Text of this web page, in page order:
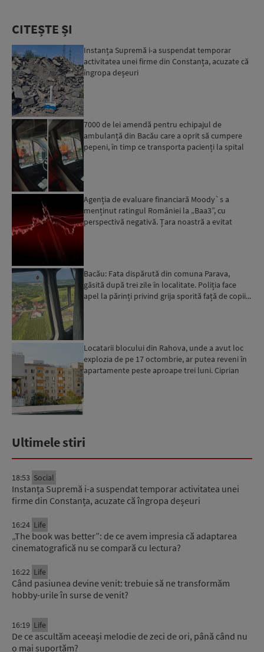
CITEȘTE ȘI
Instanța Supremă i-a suspendat temporar
activitatea unei firme din Constanța, acuzate că
îngropa deșeuri
7000 de lei amendă pentru echipajul de
ambulanță din Bacău care a oprit să cumpere
pepeni, în timp ce transporta pacienți la spital
Agenția de evaluare financiară Moody`s a
menținut ratingul României la „Baa3”, cu
perspectivă negativă. Țara noastră a evitat
Bacău: Fata dispărută din comuna Parava,
găsită după trei zile în localitate. Poliția face
apel la părinți privind grija sporită față de copii...
Locatarii blocului din Rahova, unde a avut loc
explozia de pe 17 octombrie, ar putea reveni în
apartamente peste aproape trei luni. Ciprian
Ultimele stiri
18:53 Social
Instanța Supremă i-a suspendat temporar activitatea unei
firme din Constanța, acuzate că îngropa deșeuri
16:24 Life
„The book was better”: de ce avem impresia că adaptarea
cinematografică nu se compară cu lectura?
16:22 Life
Când pasiunea devine venit: trebuie să ne transformăm
hobby-urile în surse de venit?
16:19 Life
De ce ascultăm aceeași melodie de zeci de ori, până când nu
o mai suportăm?